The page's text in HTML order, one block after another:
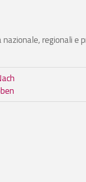
regionali e